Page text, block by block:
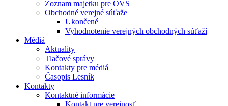
Zoznam majetku pre OVS
Obchodné verejné súťaže
Ukončené
Vyhodnotenie verejných obchodných súťaží
Médiá
Aktuality
Tlačové správy
Kontakty pre médiá
Časopis Lesník
Kontakty
Kontaktné informácie
Kontakt pre verejnosť